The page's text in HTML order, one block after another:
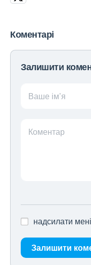
Коментарі
Залишити
Ваше ім’я
Коментар
надсилати
Залишити